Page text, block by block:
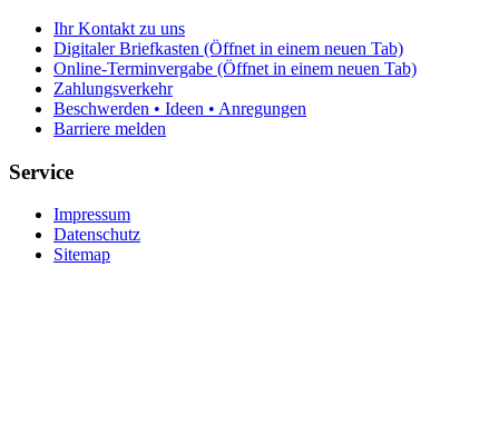
Ihr Kontakt zu uns
Digitaler Briefkasten (Öffnet in einem neuen Tab)
Online-Terminvergabe (Öffnet in einem neuen Tab)
Zahlungsverkehr
Beschwerden • Ideen • Anregungen
Barriere melden
Service
Impressum
Datenschutz
Sitemap